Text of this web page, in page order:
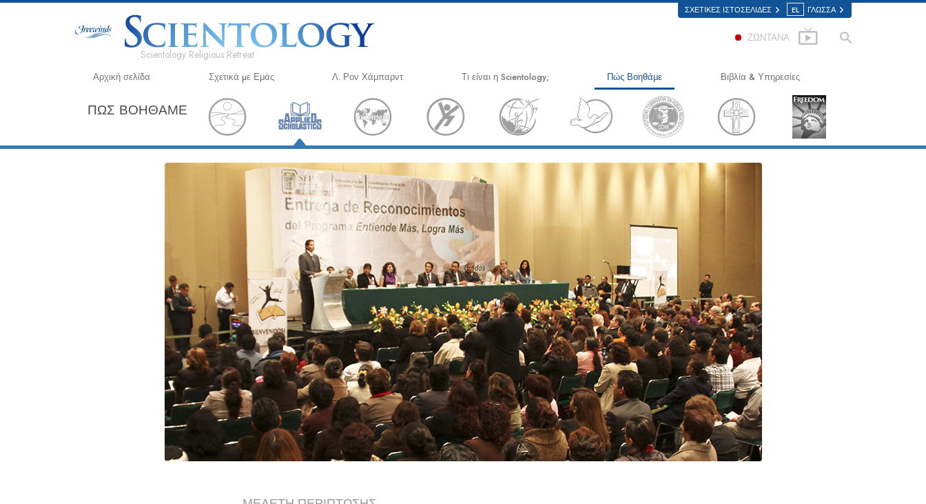
ΣΧΕΤΙΚΈΣ ΙΣΤΟΣΕΛΊΔΕΣ EL ΓΛΩΣΣΑ
Scientology Religious Retreat
ΖΩΝΤΑΝΑ
Αρχική σελίδα Σχετικά µε Εμάς Λ. Ρον Χάμπαρντ Τι είναι η Scientology;
Πιστεύω και Πρακτικές
Τα Πιστεύω και οι Κώδικες της
Σαηεντολογίας
Σαηεντολογία
Συναντήστε έναν Σαηεντολόγο
Μέσα σε μια Εκκλησία
Οι Βασικές Αρχές της Σαηεντολογίας
Μια Εισαγωγή στη Διανοητική
Αγάπη και Μίσος –
Tι είναι η Μεγαλοσύνη;
Πώς Βοηθάμε
Ο Δρόμος προς την Ευτυχία
Applied Scholastics
Κρίμινον
Νάρκωνον
Η Αλήθεια για τα Ναρκωτικά
Ενωμένοι για τα Ανθρώπινα
Δικαιώματα
Επιτροπή Πολιτών για τα Ανθρώπινα
Δικαιώματα
Εθελοντές Λειτουργοί της
Σαηεντολογίας
Βιβλία & Υπηρεσίες
Εισαγωγικά Βιβλία
Ηχογραφημένα Βιβλία
Οι Εισαγωγικές Διαλέξεις
Εισαγωγικά Φιλμ
Εισαγωγικές Υπηρεσίες
ΠΩΣ ΒΟΗΘΑΜΕ